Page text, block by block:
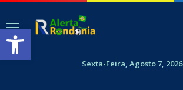
Abrir a barra de ferramentas
Sexta-Feira, Agosto 7, 2026